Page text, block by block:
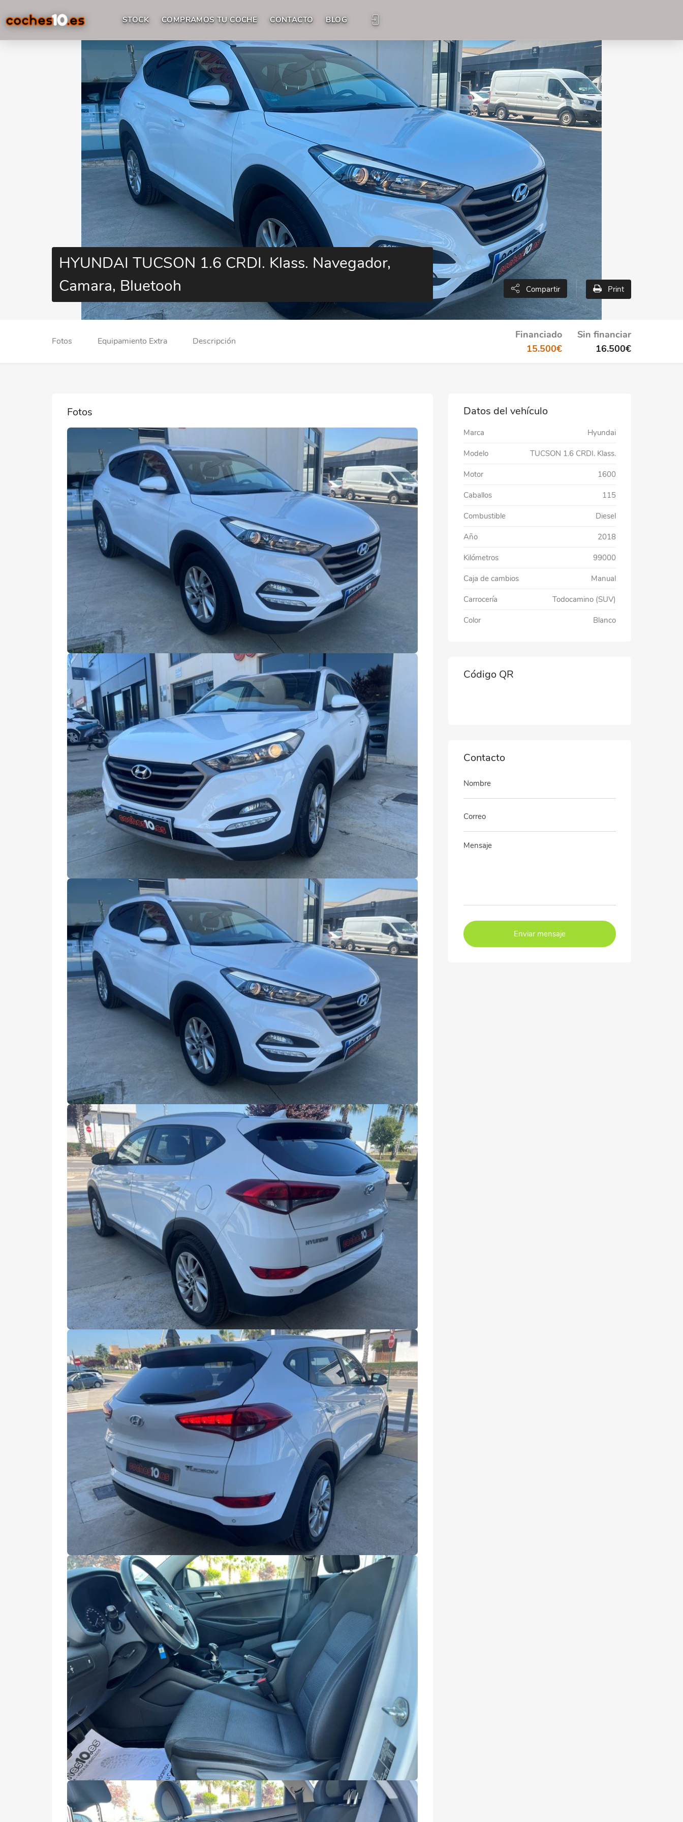
STOCK COMPRAMOS TU COCHE CONTACTO BLOG
HYUNDAI TUCSON 1.6 CRDI. Klass. Navegador,
Camara, Bluetooh
Compartir Print
Fotos Equipamiento Extra Descripción
Sin financiar
16.500€
Financiado
15.500€
Fotos Datos del vehículo
Marca Hyundai
Modelo TUCSON 1.6 CRDI. Klass.
Motor 1600
Caballos 115
Combustible Diesel
Año 2018
Kilómetros 99000
Caja de cambios Manual
Carrocería Todocamino (SUV)
Color Blanco
Código QR
Contacto
Enviar mensaje